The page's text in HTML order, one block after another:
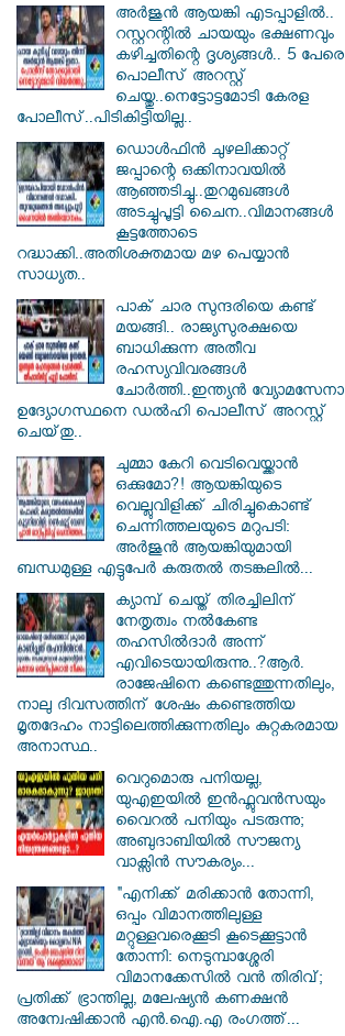
അർജുൻ ആയങ്കി എടപ്പാളിൽ..
റസ്റ്ററന്റിൽ ചായയും ഭക്ഷണവും
കഴിച്ചതിന്റെ ദൃശ്യങ്ങൾ.. 5 പേരെ
പൊലീസ് അറസ്റ്റ്
ചെയ്തു..നെട്ടോട്ടമോടി കേരള
പോലീസ്..പിടികിട്ടിയില്ല..
ഡൊൾഫിൻ ചുഴലിക്കാറ്റ്
ജപ്പാന്റെ ഒക്കിനാവയിൽ
ആഞ്ഞടിച്ചു..തുറമുഖങ്ങൾ
അടച്ചുപൂട്ടി ചൈന..വിമാനങ്ങൾ
കൂട്ടത്തോടെ
റദ്ധാക്കി..അതിശക്തമായ മഴ പെയ്യാൻ
സാധ്യത..
പാക് ചാര സുന്ദരിയെ കണ്ട്
മയങ്ങി.. രാജ്യസുരക്ഷയെ
ബാധിക്കുന്ന അതീവ
രഹസ്യവിവരങ്ങൾ
ചോർത്തി..ഇന്ത്യൻ വ്യോമസേനാ
ഉദ്യോഗസ്ഥനെ ഡൽഹി പൊലീസ് അറസ്റ്റ്
ചെയ്‌തു..
ചുമ്മാ കേറി വെടിവെയ്ക്കാൻ
ഒക്കുമോ?! ആയങ്കിയുടെ
വെല്ലുവിളിക്ക് ചിരിച്ചുകൊണ്ട്
ചെന്നിത്തലയുടെ മറുപടി:
അർജുൻ ആയങ്കിയുമായി
ബന്ധമുള്ള എട്ടുപേർ കരുതൽ തടങ്കലിൽ...
ക്യാമ്പ് ചെയ്ത് തിരച്ചിലിന്
നേതൃത്വം നല്‍കേണ്ട
തഹസില്‍ദാര്‍ അന്ന്
എവിടെയായിരുന്നു..?ആര്‍.
രാജേഷിനെ കണ്ടെത്തുന്നതിലും,
നാലു ദിവസത്തിന് ശേഷം കണ്ടെത്തിയ
മൃതദേഹം നാട്ടിലെത്തിക്കുന്നതിലും കുറ്റകരമായ
അനാസ്ഥ..
വെറുമൊരു പനിയല്ല,
യുഎഇയിൽ ഇൻഫ്ലുവൻസയും
വൈറൽ പനിയും പടരുന്നു;
അബുദാബിയിൽ സൗജന്യ
വാക്സിൻ സൗകര്യം...
"എനിക്ക് മരിക്കാൻ തോന്നി,
ഒപ്പം വിമാനത്തിലുള്ള
മറ്റുള്ളവരെക്കൂടി കൂടെക്കൂട്ടാൻ
തോന്നി: നെടുമ്പാശ്ശേരി
വിമാനക്കേസിൽ വൻ തിരിവ്;
പ്രതിക്ക് ഭ്രാന്തില്ല, മലേഷ്യൻ കണക്ഷൻ
അന്വേഷിക്കാൻ എൻ.ഐ.എ രംഗത്ത്...